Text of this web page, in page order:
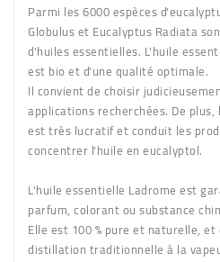
Parmi les 6000 espèces
Globulus et Eucalyptus Radiata
d'huiles essentielles. L'huile
est bio et d'une qualité optimale.
Il convient de choisir
applications recherchées. De
est très lucratif et conduit les
concentrer l'huile en eucalyptol.
L'huile essentielle Ladrome est
parfum, colorant ou substance
Elle est 100 % pure et naturelle,
distillation traditionnelle à la